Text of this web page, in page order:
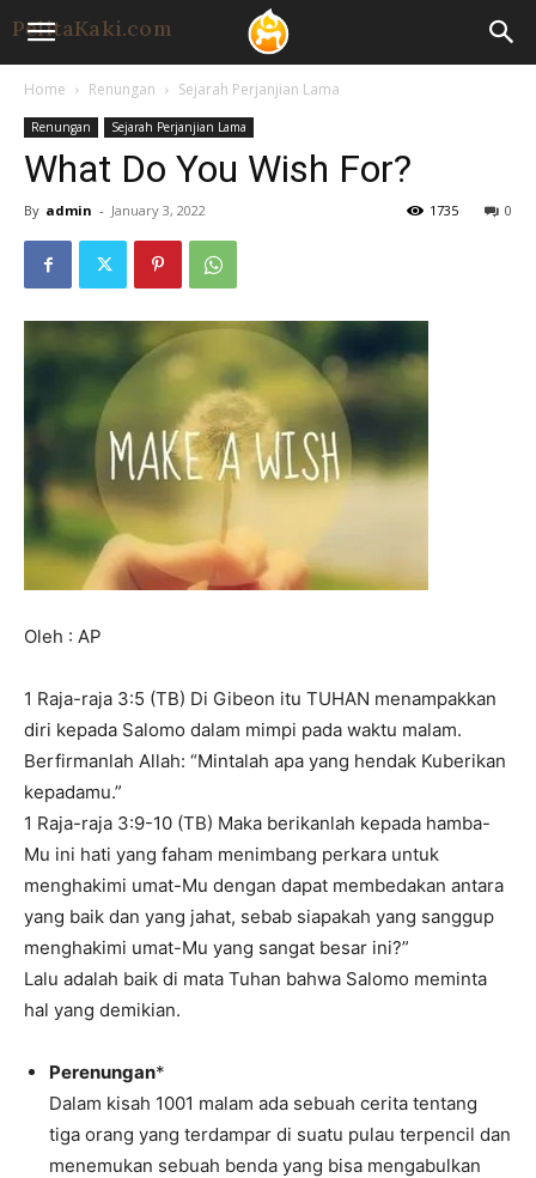
Home Renungan Sejarah Perjanjian Lama
Renungan Sejarah Perjanjian Lama
What Do You Wish For?
By admin - January 3, 2022 0
1735
Oleh : AP
1 Raja-raja 3:5 (TB) Di Gibeon itu TUHAN menampakkan
diri kepada Salomo dalam mimpi pada waktu malam.
Berfirmanlah Allah: “Mintalah apa yang hendak Kuberikan
kepadamu.”
1 Raja-raja 3:9-10 (TB) Maka berikanlah kepada hamba-
Mu ini hati yang faham menimbang perkara untuk
menghakimi umat-Mu dengan dapat membedakan antara
yang baik dan yang jahat, sebab siapakah yang sanggup
menghakimi umat-Mu yang sangat besar ini?”
Lalu adalah baik di mata Tuhan bahwa Salomo meminta
hal yang demikian.
Perenungan*
Dalam kisah 1001 malam ada sebuah cerita tentang
tiga orang yang terdampar di suatu pulau terpencil dan
menemukan sebuah benda yang bisa mengabulkan